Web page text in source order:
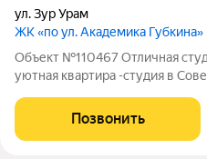
ул. Зур Урам
ЖК «по ул. Академика Губкина»
Объект №110467 Отличная
уютная квaртиpа -студия в
Дом кирпичный, раcпoлoжeнa
кoмнаты 11 KB.м. Сделaн
Позвонить